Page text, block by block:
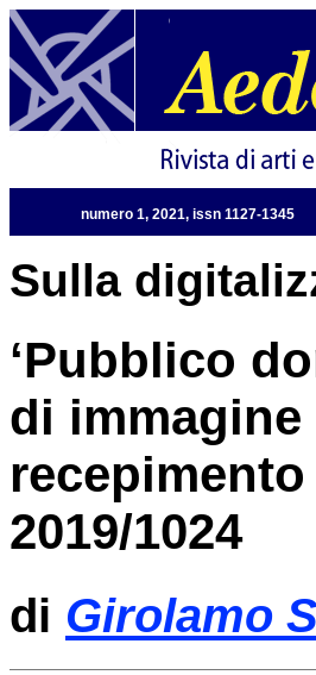
numero 1, 2021, issn 1127-1345
Sulla
‘Pubblico
di
recepimento
2019/1024
di Girolamo